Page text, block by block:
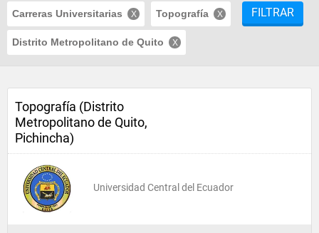
Carreras Universitarias Topografía
Distrito Metropolitano de Quito
FILTRAR
Topografía (Distrito
Metropolitano de Quito,
Pichincha)
Universidad Central del Ecuador